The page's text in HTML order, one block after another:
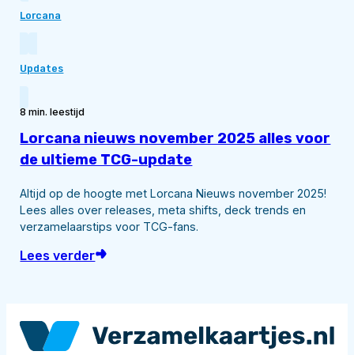
Lorcana
Updates
8 min. leestijd
Lorcana nieuws november 2025 alles voor
de ultieme TCG-update
Altijd op de hoogte met Lorcana Nieuws november 2025!
Lees alles over releases, meta shifts, deck trends en
verzamelaarstips voor TCG-fans.
Lees verder